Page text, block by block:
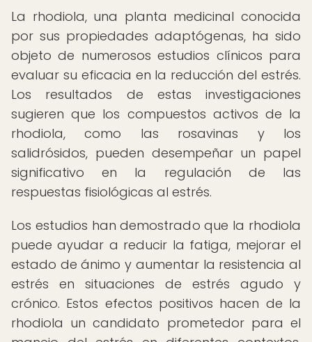
La rhodiola, una planta medicinal conocida
por sus propiedades adaptógenas, ha sido
objeto de numerosos estudios clínicos para
evaluar su eficacia en la reducción del estrés.
Los resultados de estas investigaciones
sugieren que los compuestos activos de la
rhodiola, como las rosavinas y los
salidrósidos, pueden desempeñar un papel
significativo en la regulación de las
respuestas fisiológicas al estrés.
Los estudios han demostrado que la rhodiola
puede ayudar a reducir la fatiga, mejorar el
estado de ánimo y aumentar la resistencia al
estrés en situaciones de estrés agudo y
crónico. Estos efectos positivos hacen de la
rhodiola un candidato prometedor para el